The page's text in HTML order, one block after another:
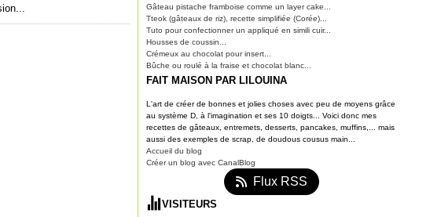
Gâteau pistache framboise comme un layer cake...
Tteok (gâteaux de riz), recette simplifiée (Corée)...
Tuto pour confectionner un appliqué en simili cuir...
Housses de coussin...
Crémeux au chocolat pour insert...
Bûche ou roulé à la fraise et chocolat blanc...
FAIT MAISON PAR LILOUINA
L'art de créer de bonnes et jolies choses avec peu de moyens grâce
au système D, à l'imagination et ses 10 doigts... Voici donc mes
recettes de gâteaux, entremets, desserts, pancakes, muffins,... mais
aussi des exemples de scrap, de doudous cousus main...
Accueil du blog
Créer un blog avec CanalBlog
Flux RSS
VISITEURS